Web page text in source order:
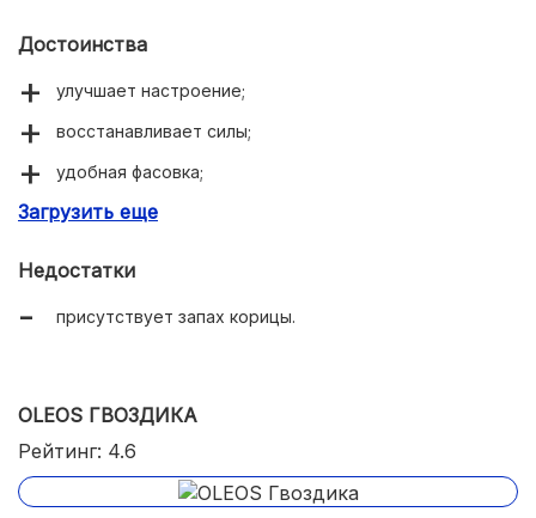
Достоинства
улучшает настроение;
восстанавливает силы;
удобная фасовка;
доступная цена.
Загрузить еще
Недостатки
присутствует запах корицы.
OLEOS ГВОЗДИКА
Рейтинг: 4.6